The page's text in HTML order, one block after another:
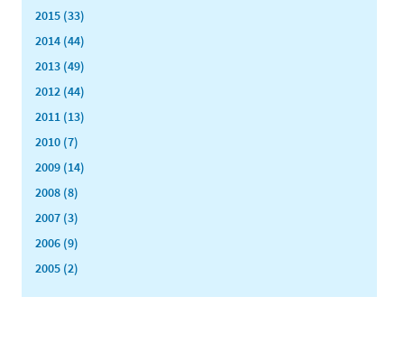
2015 (33)
2014 (44)
2013 (49)
2012 (44)
2011 (13)
2010 (7)
2009 (14)
2008 (8)
2007 (3)
2006 (9)
2005 (2)